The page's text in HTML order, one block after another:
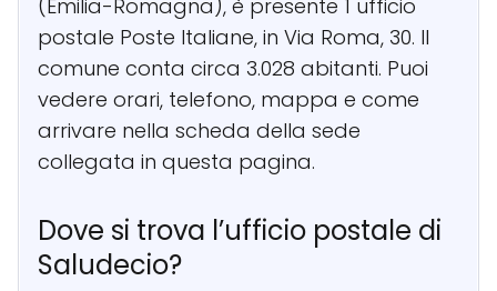
(Emilia-Romagna), è presente 1 ufficio
postale Poste Italiane, in Via Roma, 30. Il
comune conta circa 3.028 abitanti. Puoi
vedere orari, telefono, mappa e come
arrivare nella scheda della sede
collegata in questa pagina.
Dove si trova l’ufficio postale di
Saludecio?